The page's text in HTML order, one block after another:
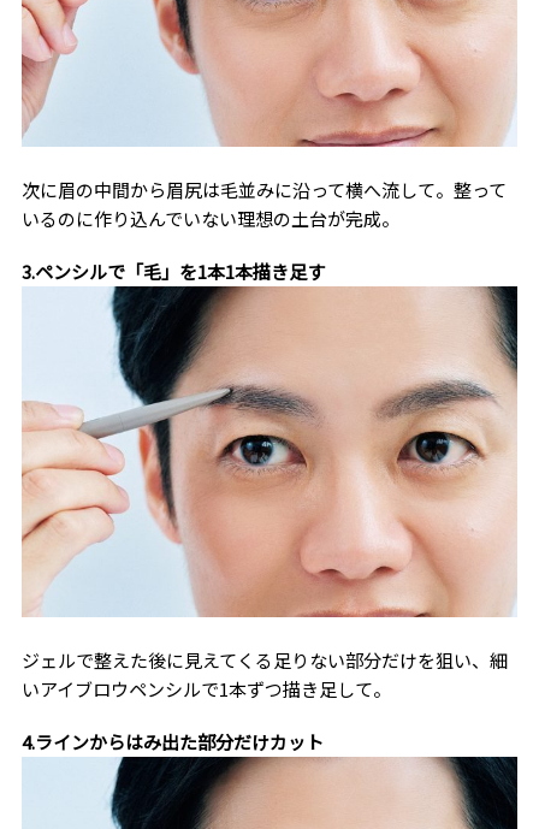
次に眉の中間から眉尻は毛並みに沿って横へ流して。整って
いるのに作り込んでいない理想の土台が完成。
3.ペンシルで「毛」を1本1本描き足す
ジェルで整えた後に見えてくる足りない部分だけを狙い、細
いアイブロウペンシルで1本ずつ描き足して。
4.ラインからはみ出た部分だけカット